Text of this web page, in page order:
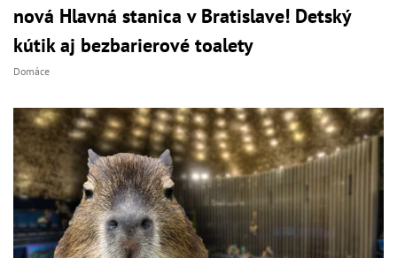
nová Hlavná stanica v Bratislave! Detský
kútik aj bezbarierové toalety
Domáce